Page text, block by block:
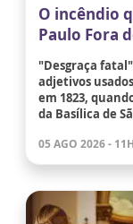
O incêndio
Paulo Fora
"Desgraça
adjetivos
em 1823,
da Basílica de
05 AGO 2026 -